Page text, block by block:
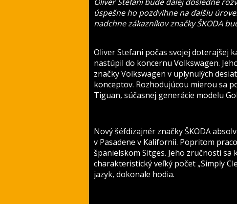
úspešne ho pozdvihne na ďalšiu
nadchne zákazníkov značky ŠKODA
Oliver Stefani počas svojej doterajšej
nastúpil do koncernu Volkswagen.
značky Volkswagen v uplynulých
konceptov. Rozhodujúcou mierou sa
Tiguan, súčasnej generácie modelu
Nový šéfdizajnér značky ŠKODA
v Pasadene v Kalifornii. Popritom
španielskom Sitges. Jeho zručnosti sa
charakteristický veľký počet „Simply
jazyk, dokonale hodia.